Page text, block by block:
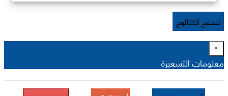
تصفح الكتالوج
×
معلومات التسعيرة